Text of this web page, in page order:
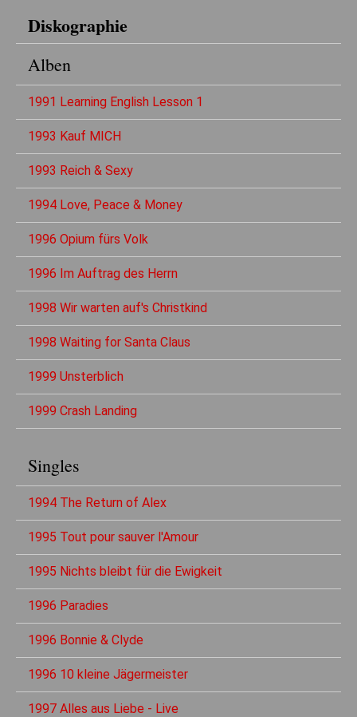
Diskographie
Alben
1991 Learning English Lesson 1
1993 Kauf MICH
1993 Reich & Sexy
1994 Love, Peace & Money
1996 Opium fürs Volk
1996 Im Auftrag des Herrn
1998 Wir warten auf's Christkind
1998 Waiting for Santa Claus
1999 Unsterblich
1999 Crash Landing
Singles
1994 The Return of Alex
1995 Tout pour sauver l'Amour
1995 Nichts bleibt für die Ewigkeit
1996 Paradies
1996 Bonnie & Clyde
1996 10 kleine Jägermeister
1997 Alles aus Liebe - Live